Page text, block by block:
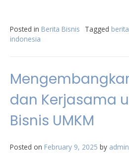
Posted in Berita Bisnis Tagged
indonesia
dan Kerjasama
Bisnis UMKM
Posted on February 9, 2025 by